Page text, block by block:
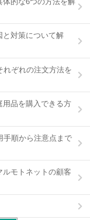
と対策について解
れぞれの注文方法を
用品を購入できる方
手順から注意点まで
モトネットの顧客